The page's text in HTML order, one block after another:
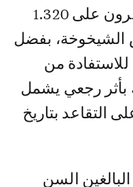
استفاد المؤمن لهم المتوفرون على 1.320
الشيخوخة، بفضل
من
وذلك بأثر رجعي يشمل
التقاعد بتاريخ
السن